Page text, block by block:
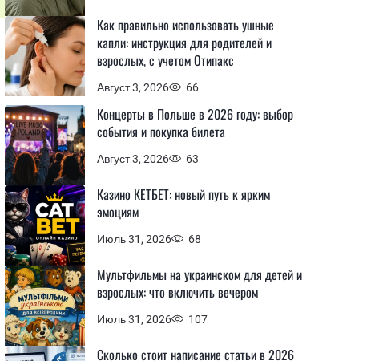
Август 3, 2026 66
Как правильно использовать ушные
капли: инструкция для родителей и
взрослых, с учетом Отипакс
Август 3, 2026 63
Концерты в Польше в 2026 году: выбор
события и покупка билета
Июль 31, 2026 68
Казино КЕТБЕТ: новый путь к ярким
эмоциям
Июль 31, 2026 107
Мультфильмы на украинском для детей и
взрослых: что включить вечером
Сколько стоит написание статьи в 2026